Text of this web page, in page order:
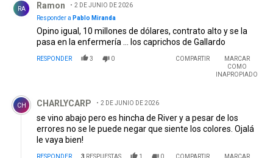
RA Ramon
2 DE JUNIO DE 2026
Responder a Pablo Miranda
Opino igual, 10 millones de dólares, contrato alto y se la
pasa en la enfermería … los caprichos de Gallardo
RESPONDER 3 0 COMPARTIR
MARCAR
COMO
INAPROPIADO
Comentario de CHARLYCARP.
CH CHARLYCARP 2 DE JUNIO DE 2026
se vino abajo pero es hincha de River y a pesar de los
errores no se le puede negar que siente los colores. Ojalá
le vaya bien!
RESPONDER 3 RESPUESTAS 1 0 COMPARTIR MARCAR